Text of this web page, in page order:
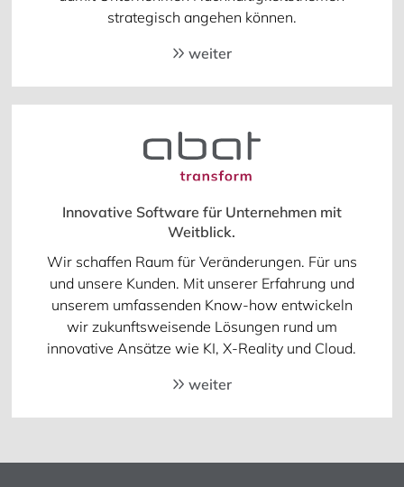
strategisch angehen können.
weiter
Innovative Software für Unternehmen mit
Weitblick.
Wir schaffen Raum für Veränderungen. Für uns
und unsere Kunden. Mit unserer Erfahrung und
unserem umfassenden Know-how entwickeln
wir zukunftsweisende Lösungen rund um
innovative Ansätze wie KI, X-Reality und Cloud.
weiter